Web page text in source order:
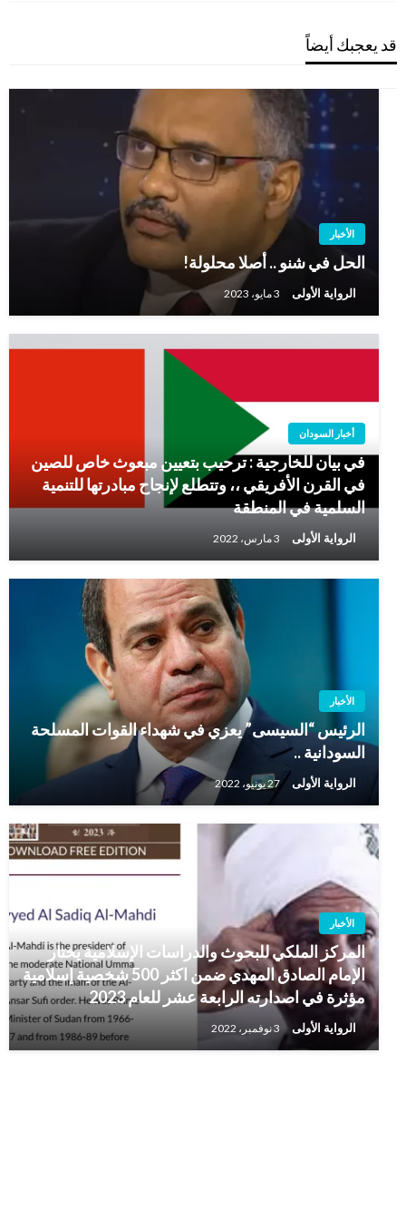
قد يعجبك أيضاً
الأخبار
الحل في شنو .. أصلا محلولة!
الرواية الأولى 3 مايو، 2023
أخبار السودان
في بيان للخارجية : ترحيب بتعيين مبعوث خاص للصين
في القرن الأفريقي ،، وتتطلع لإنجاح مبادرتها للتنمية
السلمية في المنطقة
الرواية الأولى 3 مارس، 2022
الأخبار
الرئيس “السيسى” يعزي في شهداء القوات المسلحة
السودانية ..
الرواية الأولى 27 يونيو، 2022
الأخبار
المركز الملكي للبحوث والدراسات الإسلامية يختار
الإمام الصادق المهدي ضمن اكثر 500 شخصية إسلامية
مؤثرة في اصدارته الرابعة عشر للعام 2023
الرواية الأولى 3 نوفمبر، 2022